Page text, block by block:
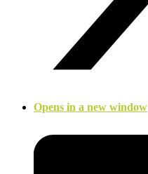
Opens in a new window